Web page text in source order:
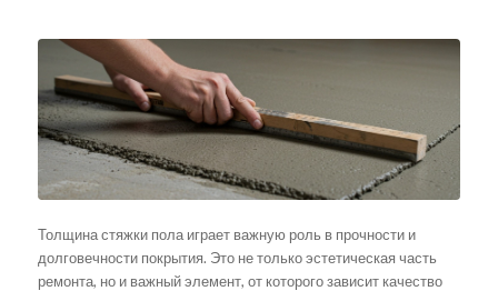
Толщина стяжки пола играет важную роль в прочности и
долговечности покрытия. Это не только эстетическая часть
ремонта, но и важный элемент, от которого зависит качество